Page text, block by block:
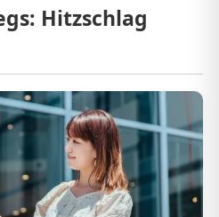
Hitzschlag